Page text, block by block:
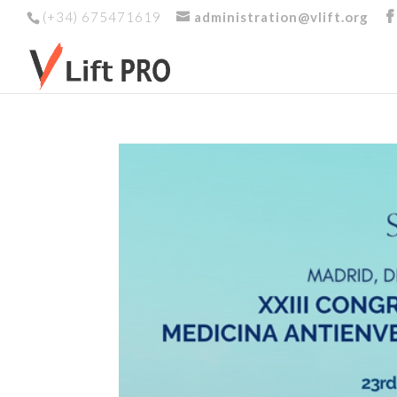
(+34) 675471619 administration@vlift.org